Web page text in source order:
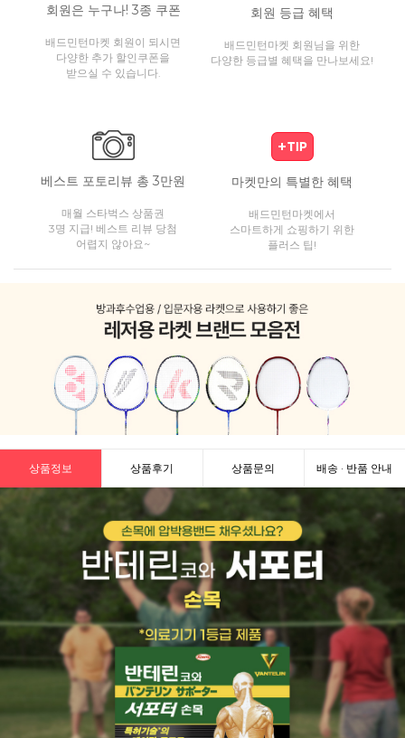
회원은 누구나! 3종 쿠폰
배드민턴마켓 회원이 되시면
다양한 추가 할인쿠폰을
받으실 수 있습니다.
회원 등급 혜택
배드민턴마켓 회원님을 위한
다양한 등급별 혜택을 만나보세요!
베스트 포토리뷰 총 3만원
매월 스타벅스 상품권
3명 지급! 베스트 리뷰 당첨
어렵지 않아요~
마켓만의 특별한 혜택
배드민턴마켓에서
스마트하게 쇼핑하기 위한
플러스 팁!
상품정보 상품후기 상품문의 배송 · 반품 안내